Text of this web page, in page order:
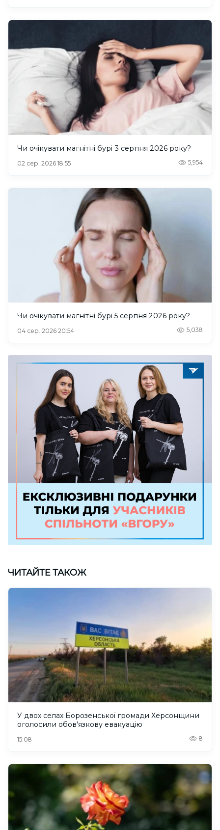
Чи очікувати магнітні бурі 3 серпня 2026 року?
02 сер. 2026 18:55 5,954
Чи очікувати магнітні бурі 5 серпня 2026 року?
04 сер. 2026 20:54 5,038
ЧИТАЙТЕ ТАКОЖ
У двох селах Борозенської громади Херсонщини
оголосили обов'язкову евакуацію
15:08 8